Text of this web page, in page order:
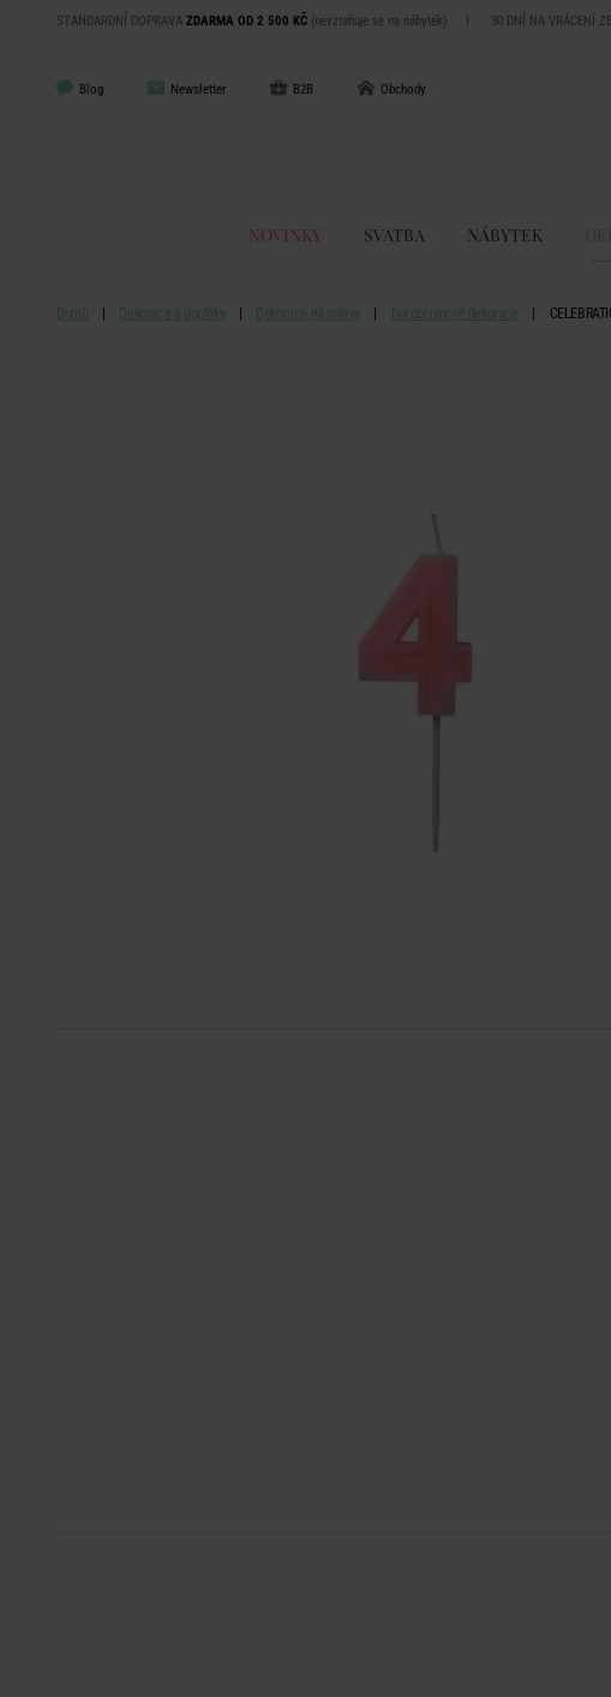
STANDARDNÍ DOPRAVA ZDARMA OD 2 500 KČ (nevztahuje se na nábytek) | 30 DNÍ NA VRÁCENÍ
Blog Newsletter B2B Obchody
NOVINKY SVATBA NÁBYTEK
Domů Dekorace a doplňky Dekorace na oslavy Narozeninové dekorace